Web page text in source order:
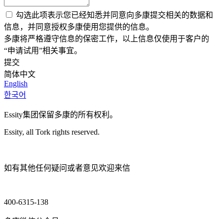
勾选此项表示您已经知悉并同意向多康提交相关的数据和
信息，并同意授权多康使用您提供的信息。
多康将严格遵守信息的保密工作，以上信息仅使用于客户的
“申请试用”相关事宜。
提交
简体中文
English
한국어
Essity集团保留多康的所有权利。
Essity, all Tork rights reserved.
如有其他任何疑问或者意见欢迎来信
400-6315-138